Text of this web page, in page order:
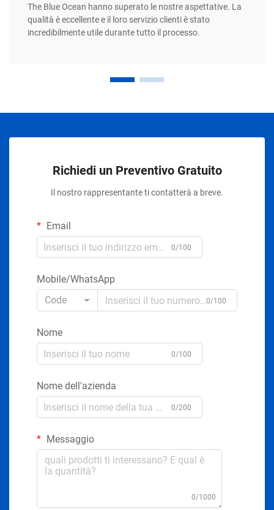
The Blue Ocean hanno superato le nostre aspettative. La
qualità è eccellente e il loro servizio clienti è stato
incredibilmente utile durante tutto il processo.
Richiedi un Preventivo Gratuito
Il nostro rappresentante ti contatterà a breve.
Email
0/100
Mobile/WhatsApp
Code
0/100
Nome
0/100
Nome dell'azienda
0/200
Messaggio
0/1000